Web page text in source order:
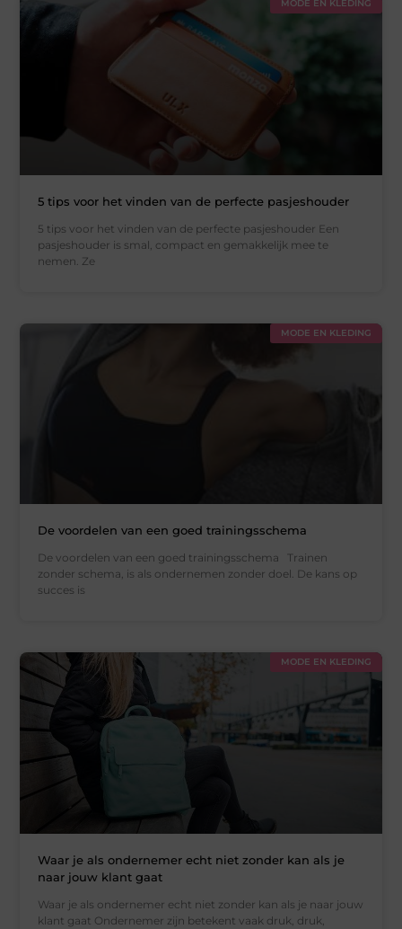
MODE EN KLEDING
5 tips voor het vinden van de perfecte pasjeshouder
5 tips voor het vinden van de perfecte pasjeshouder Een
pasjeshouder is smal, compact en gemakkelijk mee te
nemen. Ze
MODE EN KLEDING
De voordelen van een goed trainingsschema
De voordelen van een goed trainingsschema Trainen
zonder schema, is als ondernemen zonder doel. De kans op
succes is
MODE EN KLEDING
Waar je als ondernemer echt niet zonder kan als je
naar jouw klant gaat
Waar je als ondernemer echt niet zonder kan als je naar jouw
klant gaat Ondernemer zijn betekent vaak druk, druk,